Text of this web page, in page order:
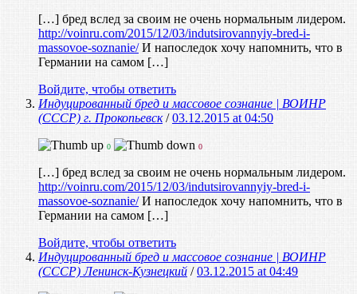
[…] бред вслед за своим не очень нормальным лидером.
http://voinru.com/2015/12/03/indutsirovannyiy-bred-i-
massovoe-soznanie/И напоследок хочу напомнить, что в
Германии на самом […]
Войдите, чтобы ответить
Индуцированный бред и массовое сознание | ВОИНР
(СССР) г. Прокопьевск/03.12.2015 at 04:50
0 0
[…] бред вслед за своим не очень нормальным лидером.
http://voinru.com/2015/12/03/indutsirovannyiy-bred-i-
massovoe-soznanie/И напоследок хочу напомнить, что в
Германии на самом […]
Войдите, чтобы ответить
Индуцированный бред и массовое сознание | ВОИНР
(СССР) Ленинск-Кузнецкий /03.12.2015 at 04:49